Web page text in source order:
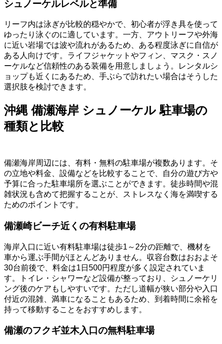
シュノーケルレベルと準備
リーフ内は泳ぎが比較的穏やかで、初心者が浮き具を使って
ゆったり泳ぐのに適しています。一方、アウトリーフや外海
に近い岩場では波や流れがあるため、ある程度泳ぎに自信が
ある人向けです。ライフジャケットやフィン、マスク・スノ
ーケルなど信頼性のある装備を用意しましょう。レンタルシ
ョップも近くにあるため、手ぶらで訪れたい場合はそうした
選択肢を検討できます。
沖縄 備瀬海岸 シュノーケル 駐車場の
種類と比較
備瀬海岸周辺には、有料・無料の駐車場が複数あります。そ
の立地や料金、設備などを比較することで、自分の遊び方や
予算に合った駐車場所を選ぶことができます。徒歩時間や混
雑状況も含めて把握することが、ストレスなく海を満喫する
ためのポイントです。
備瀬崎ビーチ近くの有料駐車場
海岸入口に近い有料駐車場は徒歩1～2分の距離で、機材を
車から運ぶ手間がほとんどありません。収容台数はおおよそ
30台前後で、料金は1日500円程度が多く設定されていま
す。トイレ・シャワーなど設備が整っており、シュノーケリ
ング後のケアもしやすいです。ただし道幅が狭い部分や入口
付近の混雑、満車になることもあるため、到着時間に余裕を
持って移動することをおすすめします。
備瀬のフクギ並木入口の無料駐車場